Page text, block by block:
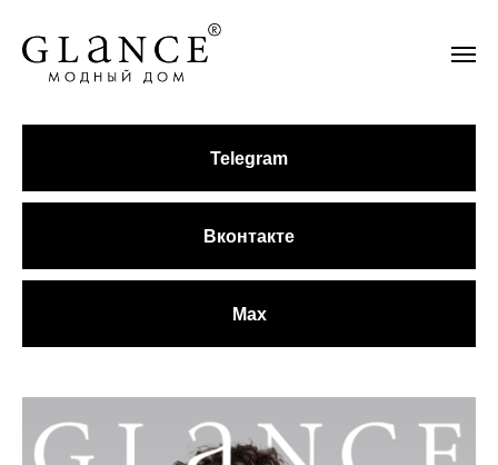
Telegram
Вконтакте
Max